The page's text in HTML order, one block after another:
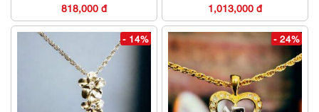
818,000 đ 1,013,000 đ
- 14% - 24%